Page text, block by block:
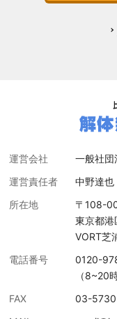
運営会社
一般社団
運営責任者
中野達也
所在地
〒108-
東京都港
VORT芝
電話番号
0120-
（8~20
FAX
03-